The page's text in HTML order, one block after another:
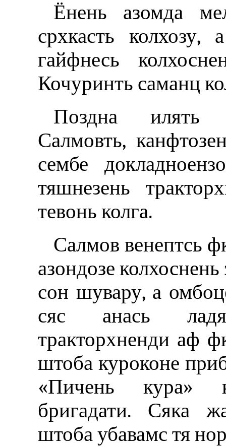
Ёнень азомда
срхкасть
гайфнесь
Кочуринть саманц
Поздна илять
Салмовть,
сембе
тяшнезень
тевонь колга.
Салмов венептсь
азондозе
сон шувару, а
сяс анась
тракторхненди аф
штоба куроконе
«Пичень кура»
бригадати. Сяка
штоба убавамс тя